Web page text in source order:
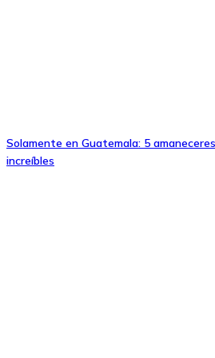
Solamente en Guatemala: 5
increíbles